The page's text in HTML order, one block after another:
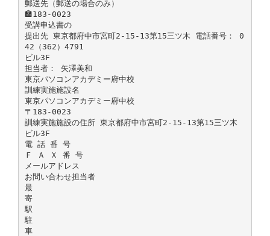
郵送先（郵送の場合のみ）
🏣183-0023
受講申込書の
提出先 東京都府中市宮町2-15-13第15三ツ木 電話番号： 0
42（362）4791
ビル3F
担当者： 矢澤美和
東京パソコンアカデミー府中校
訓練実施施設名
東京パソコンアカデミー府中校
〒183-0023
訓練実施施設の住所 東京都府中市宮町2-15-13第15三ツ木
ビル3F
電 話 番 号
Ｆ Ａ Ｘ 番 号
メールアドレス
お問い合わせ担当者
最
寄
駅
駐
車